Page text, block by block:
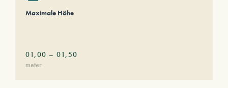
Maximale Höhe
01,00 – 01,50
meter